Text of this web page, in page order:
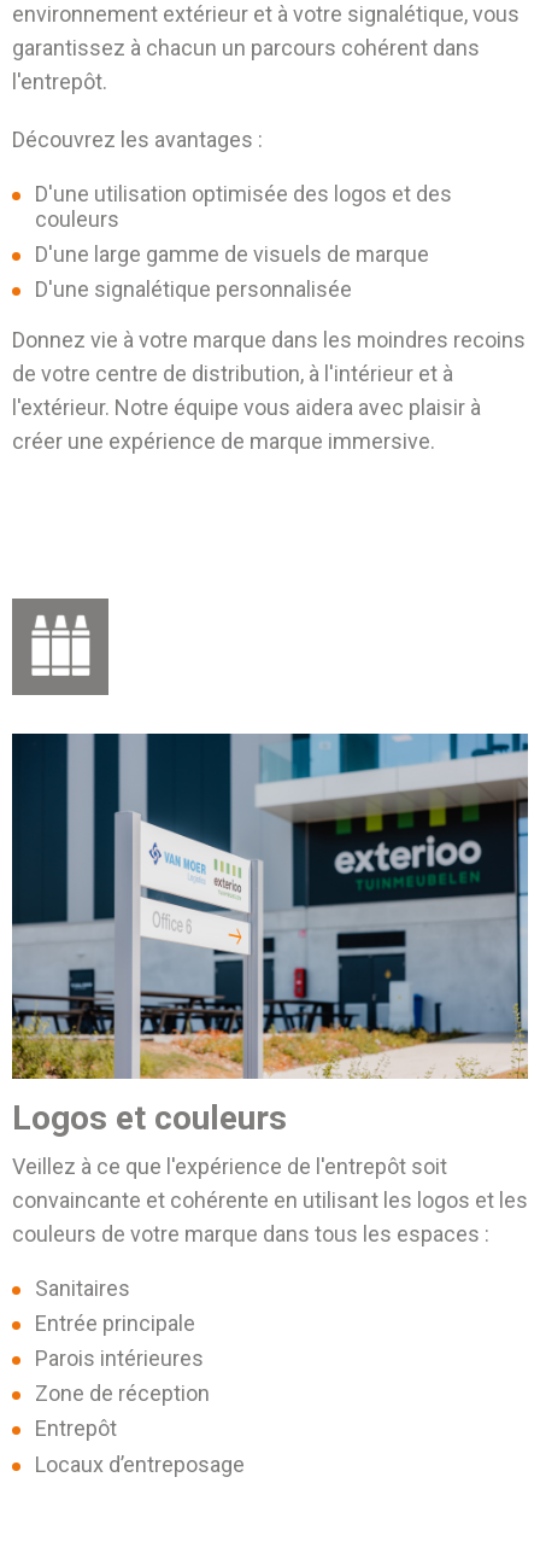
environnement extérieur et à votre signalétique, vous
garantissez à chacun un parcours cohérent dans
l'entrepôt.
Découvrez les avantages :
D'une utilisation optimisée des logos et des
couleurs
D'une large gamme de visuels de marque
D'une signalétique personnalisée
Donnez vie à votre marque dans les moindres recoins
de votre centre de distribution, à l'intérieur et à
l'extérieur. Notre équipe vous aidera avec plaisir à
créer une expérience de marque immersive.
Logos et couleurs
Veillez à ce que l'expérience de l'entrepôt soit
convaincante et cohérente en utilisant les logos et les
couleurs de votre marque dans tous les espaces :
Sanitaires
Entrée principale
Parois intérieures
Zone de réception
Entrepôt
Locaux d’entreposage